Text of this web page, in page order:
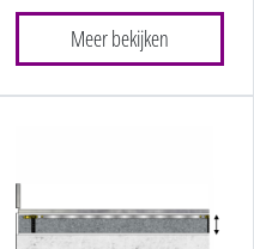
Meer bekijken